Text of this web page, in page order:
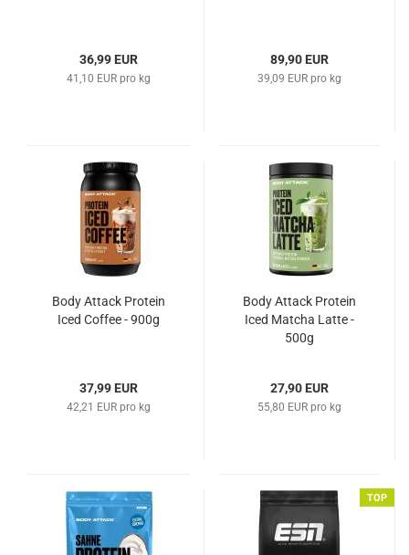
36,99 EUR
41,10 EUR pro kg
89,90 EUR
39,09 EUR pro kg
Body Attack Protein
Iced Coffee - 900g
37,99 EUR
42,21 EUR pro kg
Body Attack Protein
Iced Matcha Latte -
500g
27,90 EUR
55,80 EUR pro kg
TOP